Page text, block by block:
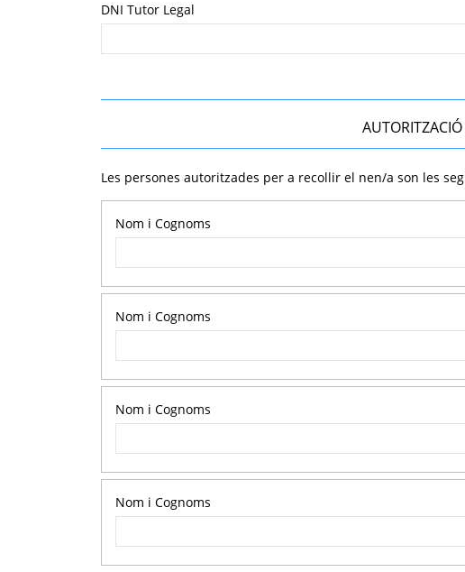
DNI Tutor Legal
Les persones autoritzades per a recollir el nen/a son les
Nom i Cognoms
Nom i Cognoms
Nom i Cognoms
Nom i Cognoms